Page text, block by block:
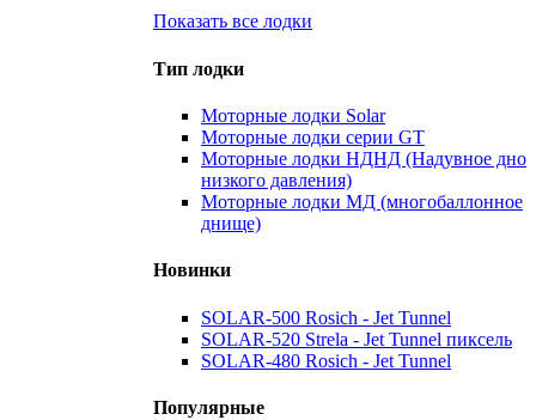
Показать все лодки
Тип лодки
Моторные лодки Solar
Моторные лодки серии GT
Моторные лодки НДНД (Надувное дно
низкого давления)
Моторные лодки МД (многобаллонное
днище)
Новинки
SOLAR-500 Rosich - Jet Tunnel
SOLAR-520 Strela - Jet Tunnel пиксель
SOLAR-480 Rosich - Jet Tunnel
Популярные